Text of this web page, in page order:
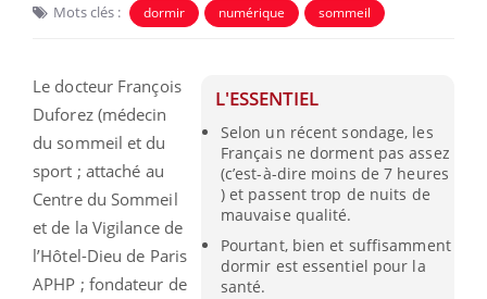
Mots clés : dormir numérique sommeil
L'ESSENTIEL
Selon un récent sondage, les
Français ne dorment pas assez
(c’est-à-dire moins de 7 heures
) et passent trop de nuits de
mauvaise qualité.
Pourtant, bien et suffisamment
dormir est essentiel pour la
santé.
Le docteur François
Duforez (médecin
du sommeil et du
sport ; attaché au
Centre du Sommeil
et de la Vigilance de
l’Hôtel-Dieu de Paris
APHP ; fondateur de